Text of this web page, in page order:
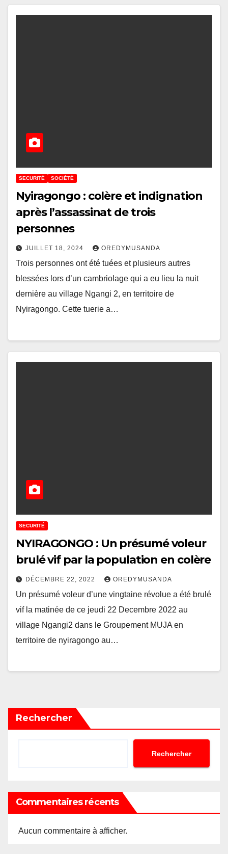
SECURITÉ SOCIÉTÉ
Nyiragongo : colère et indignation
après l’assassinat de trois
personnes
JUILLET 18, 2024 OREDYMUSANDA
Trois personnes ont été tuées et plusieurs autres
blessées lors d’un cambriolage qui a eu lieu la nuit
dernière au village Ngangi 2, en territoire de
Nyiragongo. Cette tuerie a…
SECURITÉ
NYIRAGONGO : Un présumé voleur
brulé vif par la population en colère
DÉCEMBRE 22, 2022 OREDYMUSANDA
Un présumé voleur d’une vingtaine révolue a été brulé
vif la matinée de ce jeudi 22 Decembre 2022 au
village Ngangi2 dans le Groupement MUJA en
territoire de nyiragongo au…
Rechercher
Rechercher
Commentaires récents
Aucun commentaire à afficher.